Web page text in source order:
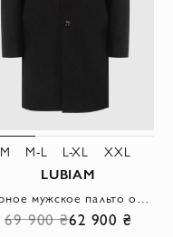
M M-L L-XL XXL
LUBIAM
69 900 ₴62 900 ₴